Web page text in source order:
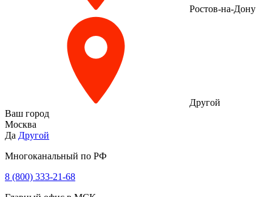
Ростов-на-Дону
Другой
Ваш город
Москва
Да Другой
Многоканальный по РФ
8 (800) 333‑21-68